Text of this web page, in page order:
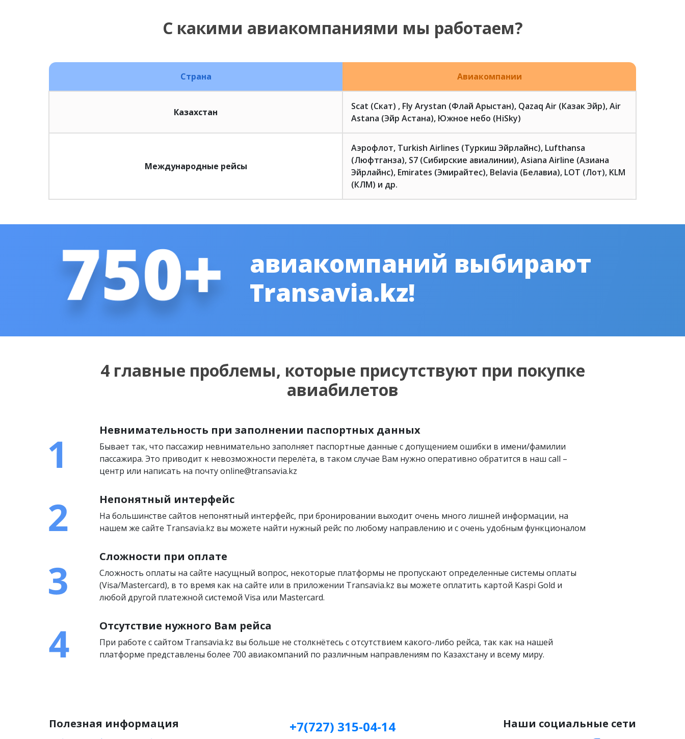
С какими авиакомпаниями мы работаем?
Страна Авиакомпании
Казахстан
Scat (Скат) , Fly Arystan (Флай Арыстан), Qazaq Air (Казак Эйр), Air
Astana (Эйр Астана), Южное небо (HiSky)
Международные рейсы
Аэрофлот, Turkish Airlines (Туркиш Эйрлайнс), Lufthansa
(Люфтганза), S7 (Сибирские авиалинии), Asiana Airline (Азиана
Эйрлайнс), Emirates (Эмирайтес), Belavia (Белавиа), LOT (Лот), KLM
(КЛМ) и др.
авиакомпаний выбирают
Transavia.kz!
4 главные проблемы, которые присутствуют при покупке
авиабилетов
Невнимательность при заполнении паспортных данных
Бывает так, что пассажир невнимательно заполняет паспортные данные с допущением ошибки в имени/фамилии
пассажира. Это приводит к невозможности перелёта, в таком случае Вам нужно оперативно обратится в наш call –
центр или написать на почту online@transavia.kz
Непонятный интерфейс
На большинстве сайтов непонятный интерфейс, при бронировании выходит очень много лишней информации, на
нашем же сайте Transavia.kz вы можете найти нужный рейс по любому направлению и с очень удобным функционалом
Сложности при оплате
Сложность оплаты на сайте насущный вопрос, некоторые платформы не пропускают определенные системы оплаты
(Visa/Mastercard), в то время как на сайте или в приложении Transavia.kz вы можете оплатить картой Kaspi Gold и
любой другой платежной системой Visa или Mastercard.
Отсутствие нужного Вам рейса
При работе с сайтом Transavia.kz вы больше не столкнётесь с отсутствием какого-либо рейса, так как на нашей
платформе представлены более 700 авиакомпаний по различным направлениям по Казахстану и всему миру.
Полезная информация
+7(727) 315-04-14
Наши социальные сети